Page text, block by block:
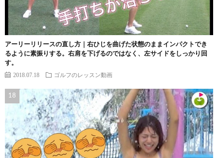
アーリーリリースの直し方｜右ひじを曲げた状態のままインパクトでき
るように素振りする。右肩を下げるのではなく、左サイドをしっかり回
す。
2018.07.18 ゴルフのレッスン動画